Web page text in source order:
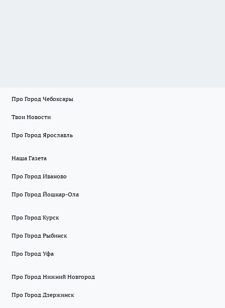
Про Город Чебоксары
Твои Новости
Про Город Ярославль
Наша Газета
Про Город Иваново
Про Город Йошкар-Ола
Про Город Курск
Про Город Рыбинск
Про Город Уфа
Про Город Нижний Новгород
Про Город Дзержинск